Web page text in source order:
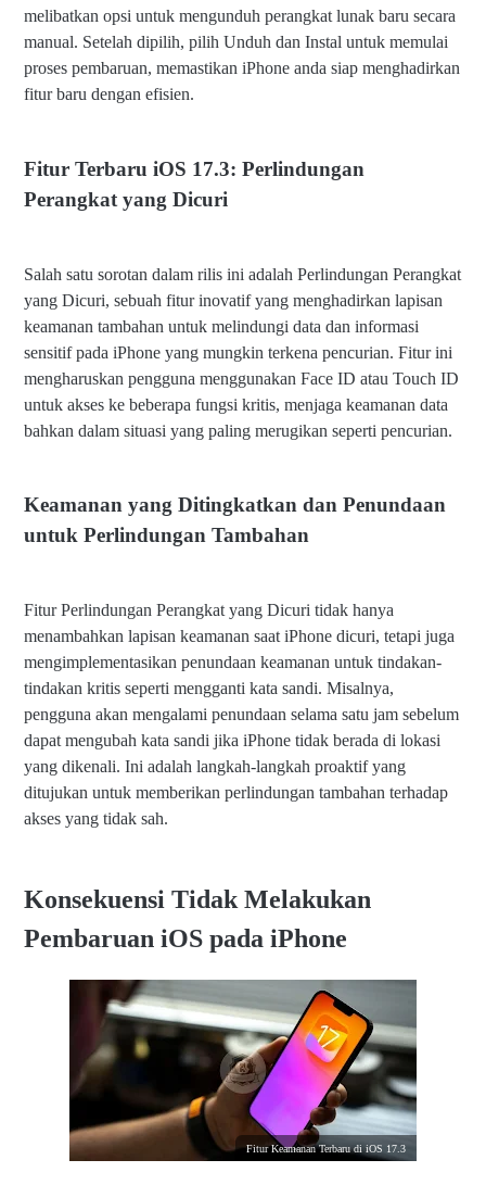
melibatkan opsi untuk mengunduh perangkat lunak baru secara
manual. Setelah dipilih, pilih Unduh dan Instal untuk memulai
proses pembaruan, memastikan iPhone anda siap menghadirkan
fitur baru dengan efisien.
Fitur Terbaru iOS 17.3: Perlindungan
Perangkat yang Dicuri
Salah satu sorotan dalam rilis ini adalah Perlindungan Perangkat
yang Dicuri, sebuah fitur inovatif yang menghadirkan lapisan
keamanan tambahan untuk melindungi data dan informasi
sensitif pada iPhone yang mungkin terkena pencurian. Fitur ini
mengharuskan pengguna menggunakan Face ID atau Touch ID
untuk akses ke beberapa fungsi kritis, menjaga keamanan data
bahkan dalam situasi yang paling merugikan seperti pencurian.
Keamanan yang Ditingkatkan dan Penundaan
untuk Perlindungan Tambahan
Fitur Perlindungan Perangkat yang Dicuri tidak hanya
menambahkan lapisan keamanan saat iPhone dicuri, tetapi juga
mengimplementasikan penundaan keamanan untuk tindakan-
tindakan kritis seperti mengganti kata sandi. Misalnya,
pengguna akan mengalami penundaan selama satu jam sebelum
dapat mengubah kata sandi jika iPhone tidak berada di lokasi
yang dikenali. Ini adalah langkah-langkah proaktif yang
ditujukan untuk memberikan perlindungan tambahan terhadap
akses yang tidak sah.
Konsekuensi Tidak Melakukan
Pembaruan iOS pada iPhone
Fitur Keamanan Terbaru di iOS 17.3